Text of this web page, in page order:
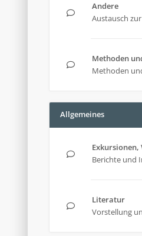
Andere
Austausch
Methoden
Methoden
Allgemeines
Berichte und
Literatur
Vorstellung